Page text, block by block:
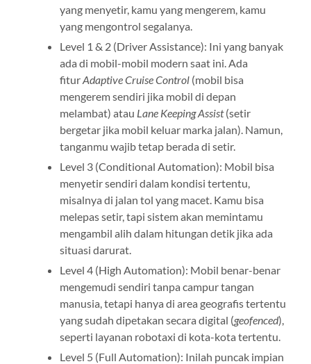
yang menyetir, kamu yang mengerem, kamu
yang mengontrol segalanya.
Level 1 & 2 (Driver Assistance): Ini yang banyak
ada di mobil-mobil modern saat ini. Ada
fiturAdaptive Cruise Control(mobil bisa
mengerem sendiri jika mobil di depan
melambat) atau Lane Keeping Assist(setir
bergetar jika mobil keluar marka jalan). Namun,
tanganmu wajib tetap berada di setir.
Level 3 (Conditional Automation): Mobil bisa
menyetir sendiri dalam kondisi tertentu,
misalnya di jalan tol yang macet. Kamu bisa
melepas setir, tapi sistem akan memintamu
mengambil alih dalam hitungan detik jika ada
situasi darurat.
Level 4 (High Automation): Mobil benar-benar
mengemudi sendiri tanpa campur tangan
manusia, tetapi hanya di area geografis tertentu
yang sudah dipetakan secara digital (geofenced),
seperti layanan robotaxi di kota-kota tertentu.
Level 5 (Full Automation): Inilah puncak impian